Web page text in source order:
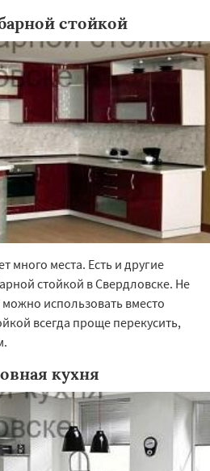
стойкой
много места. Есть и другие
стойкой в Свердловске. Не
использовать вместо
всегда проще перекусить,
кухня